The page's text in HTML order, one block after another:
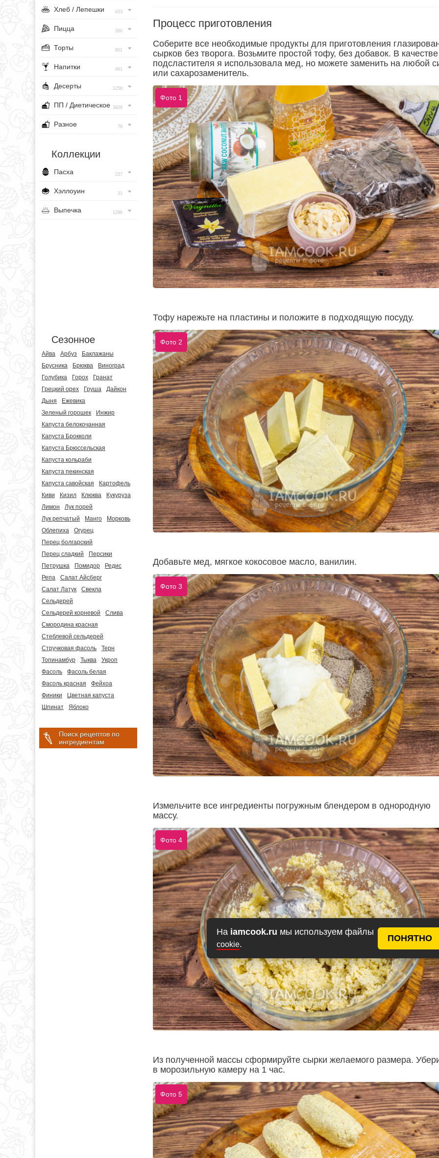
На iamcook.ru мы используем файлы
cookie.
ПОНЯТНО
Хлеб / Лепешки 433
Пицца 260
Торты 801
Напитки 491
Десерты 1256
ПП / Диетическое 3929
Разное 76
Коллекции
Пасха 237
Хэллоуин 31
Выпечка 1296
Сезонное
Айва Арбуз
Баклажаны
Брусника
Брюква
Виноград
Голубика
Горох
Гранат
Грецкий орех
Груша
Дайкон
Дыня
Ежевика
Зеленый горошек
Инжир
Капуста белокочанная
Капуста Брокколи
Капуста Брюссельская
Капуста кольраби
Капуста пекинская
Капуста савойская
Картофель
Киви
Кизил Клюква
Кукуруза
Лимон
Лук порей
Лук репчатый
Манго
Морковь
Облепиха
Огурец
Перец болгарский
Перец сладкий
Персики
Петрушка
Помидор
Редис
Репа
Салат Айсберг
Салат Латук
Свекла
Сельдерей
Сельдерей корневой
Слива
Смородина красная
Стеблевой сельдерей
Стручковая фасоль
Терн
Топинамбур
Тыква
Укроп
Фасоль
Фасоль белая
Фасоль красная
Фейхоа
Финики
Цветная капуста
Шпинат
Яблоко
Поиск рецептов по
ингредиентам
Процесс приготовления
Соберите все необходимые продукты для приготовления
сырков без творога. Возьмите простой тофу, без добавок. В качестве
подсластителя я использовала мед, но можете заменить на любой
или сахарозаменитель.
Фото 1
Тофу нарежьте на пластины и положите в подходящую посуду.
Фото 2
Добавьте мед, мягкое кокосовое масло, ванилин.
Фото 3
Измельчите все ингредиенты погружным блендером в однородную
массу.
Фото 4
Из полученной массы сформируйте сырки желаемого размера.
в морозильную камеру на 1 час.
Фото 5